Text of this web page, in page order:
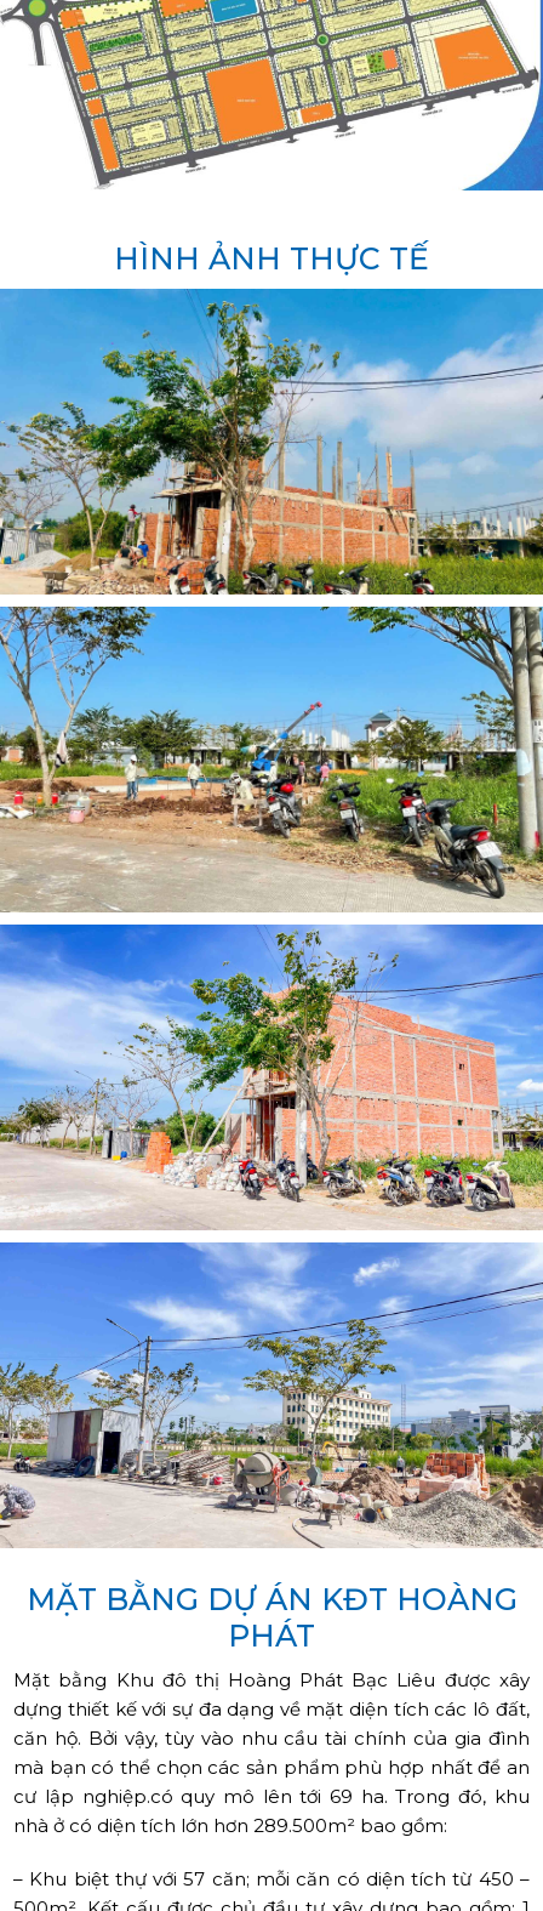
HÌNH ẢNH THỰC TẾ
MẶT BẰNG DỰ ÁN KĐT HOÀNG
PHÁT
Mặt bằng Khu đô thị Hoàng Phát Bạc Liêu được xây
dựng thiết kế với sự đa dạng về mặt diện tích các lô đất,
căn hộ. Bởi vậy, tùy vào nhu cầu tài chính của gia đình
mà bạn có thể chọn các sản phẩm phù hợp nhất để an
cư lập nghiệp.có quy mô lên tới 69 ha. Trong đó, khu
nhà ở có diện tích lớn hơn 289.500m² bao gồm:
– Khu biệt thự với 57 căn; mỗi căn có diện tích từ 450 –